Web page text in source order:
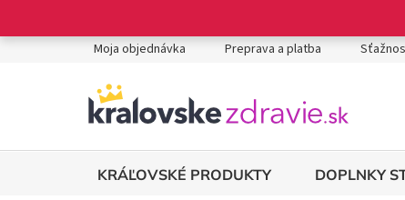
Moja objednávka Preprava a platba
KRÁĽOVSKÉ PRODUKTY DOPLNKY